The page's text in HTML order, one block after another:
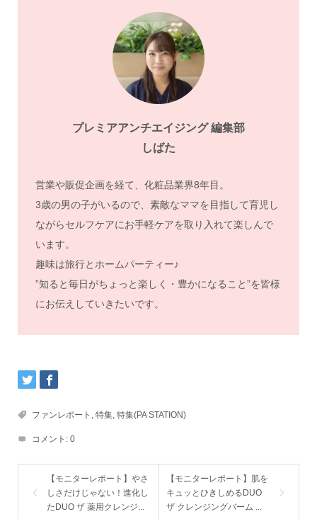
プレミアアンチエイジング 編集部
しばた
営業や販促企画を経て、化粧品業界8年目。
3歳の男の子がいるので、素敵なママを目指して育児し
ながらセルフケアにお手軽ケアを取り入れて楽しんで
います。
趣味は旅行とホームパーティー♪
”知ると毎日がちょっと楽しく・豊かになること”を皆様
にお伝えしていきたいです。
ファンレポート 特集, 特集(PA STATION)
コメント: 0
【モニターレポート】やさ
しさだけじゃない！進化し
たDUO ザ 薬用クレンジ...
【モニターレポート】肌を
キュッとひきしめるDUO
ザ クレンジングバーム ...